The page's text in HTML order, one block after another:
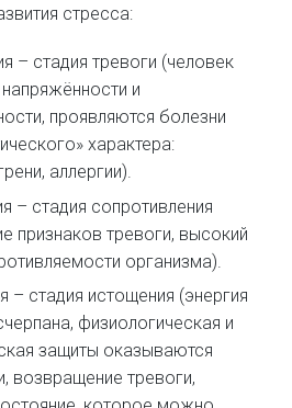
стресса:
– стадия тревоги (человек
и
проявляются болезни
характера:
аллергии).
– стадия сопротивления
признаков тревоги, высокий
организма).
– стадия истощения (энергия
физиологическая и
защиты оказываются
возвращение тревоги,